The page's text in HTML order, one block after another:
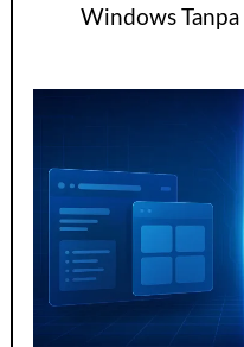
Windows